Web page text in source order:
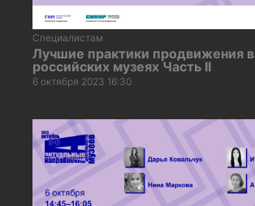
Специалистам
Лучшие практики продвижения в
российских музеях Часть II
6 октября 2023 16:30